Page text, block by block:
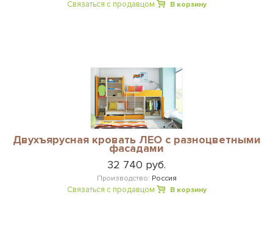
Связаться с продавцом В корзину
Двухъярусная кровать ЛЕО с разноцветными
фасадами
32 740 руб.
Производство: Россия
Связаться с продавцом В корзину